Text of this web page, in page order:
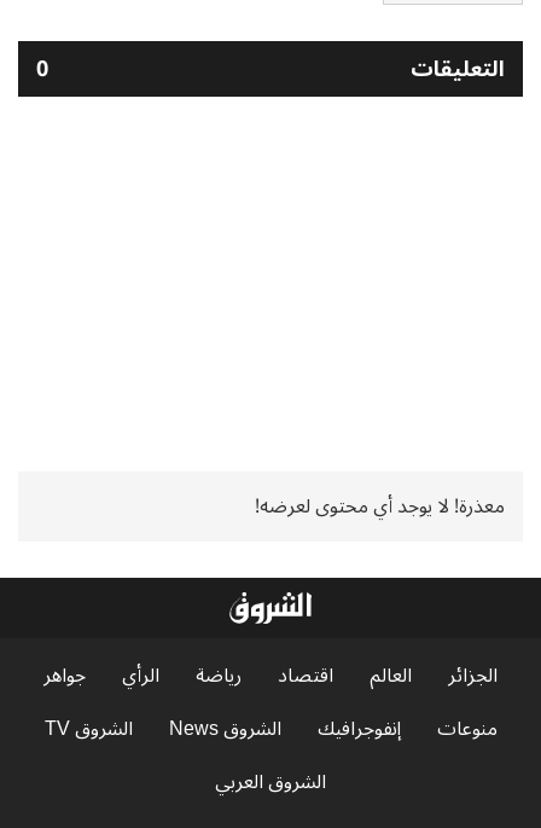
التعليقات 0
معذرة! لا يوجد أي محتوى لعرضه!
الجزائر العالم اقتصاد رياضة الرأي
جواهر
منوعات
إنفوجرافيك الشروق News
الشروق TV
الشروق العربي